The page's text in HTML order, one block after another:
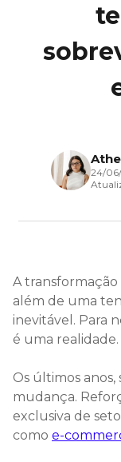
24/
A transformação
além de uma
inevitável. Para
é uma realidade.
Os últimos anos,
mudança.
exclusiva de
como e-